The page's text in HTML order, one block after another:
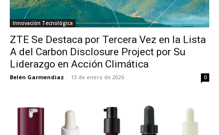
Innovación Tecnológica
ZTE Se Destaca por Tercera Vez en la Lista
A del Carbon Disclosure Project por Su
Liderazgo en Acción Climática
Belén Garmendiaz - 13 de enero de 2026 0